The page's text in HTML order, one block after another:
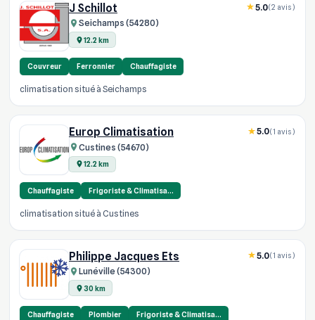
J Schillot
Seichamps (54280)
12.2 km
5.0(2 avis)
Couvreur Ferronnier Chauffagiste
climatisation situé à Seichamps
Europ Climatisation
Custines (54670)
12.2 km
5.0(1 avis)
Chauffagiste Frigoriste & Climatisa…
climatisation situé à Custines
Philippe Jacques Ets
Lunéville (54300)
30 km
5.0(1 avis)
Chauffagiste Plombier Frigoriste & Climatisa…